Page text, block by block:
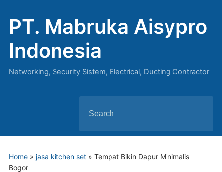
PT. Mabruka Aisypro
Indonesia
Networking, Security Sistem, Electrical, Ducting Contractor
for:
Home» jasa kitchen set» Tempat Bikin Dapur Minimalis
Bogor